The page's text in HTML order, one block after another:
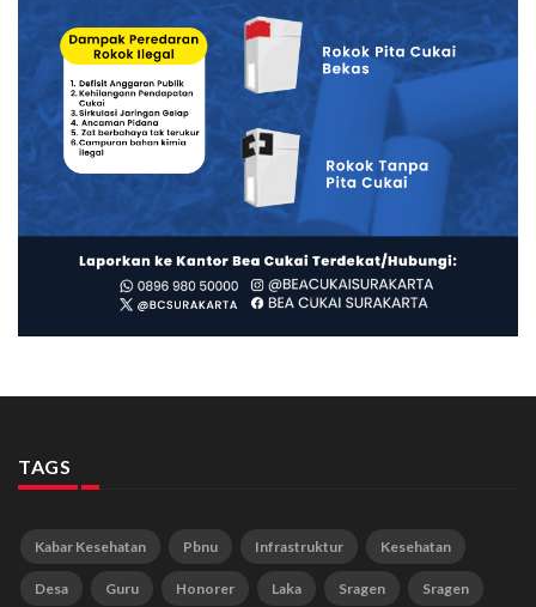
TAGS
Kabar Kesehatan Pbnu Infrastruktur Kesehatan
Desa Guru Honorer Laka Sragen Sragen